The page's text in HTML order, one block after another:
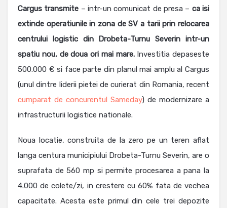
Cargus transmite – intr-un comunicat de presa – ca isi
extinde operatiunile in zona de SV a tarii prin relocarea
centrului logistic din Drobeta-Turnu Severin intr-un
spatiu nou, de doua ori mai mare.Investitia depaseste
500.000 € si face parte din planul mai amplu al Cargus
(unul dintre liderii pietei de curierat din Romania, recent
cumparat de concurentul Sameday) de modernizare a
infrastructurii logistice nationale.
Noua locatie, construita de la zero pe un teren aflat
langa centura municipiului Drobeta-Turnu Severin, are o
suprafata de 560 mp si permite procesarea a pana la
4.000 de colete/zi, in crestere cu 60% fata de vechea
capacitate. Acesta este primul din cele trei depozite